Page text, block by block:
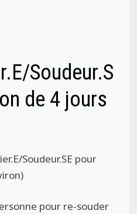
Soudeur.S
de 4 jours
Soudeur.SE pour
pour re-souder